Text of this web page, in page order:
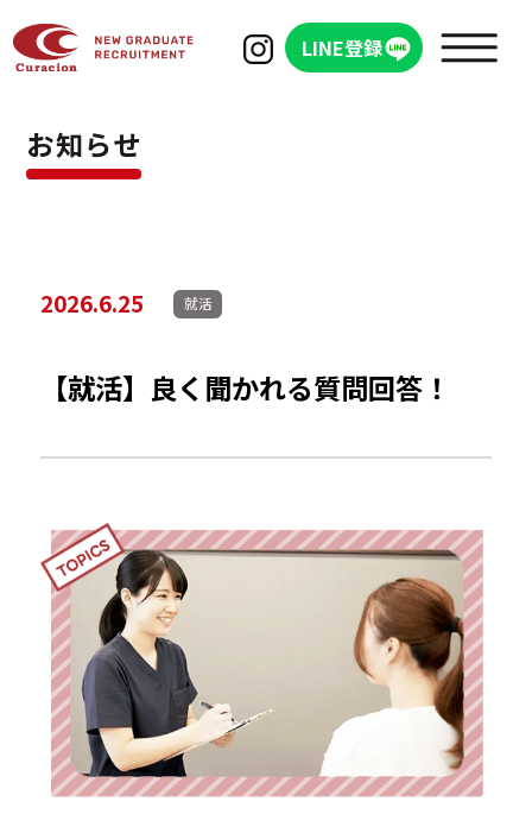
LINE登録
ンを知る
社概要
ラシオンの成長と特徴
ップメッセージ
長に聞く100の質問
療院見学会
PEOPLE
お知らせ
2026.6.25 就活
【就活】良く聞かれる質問回答！